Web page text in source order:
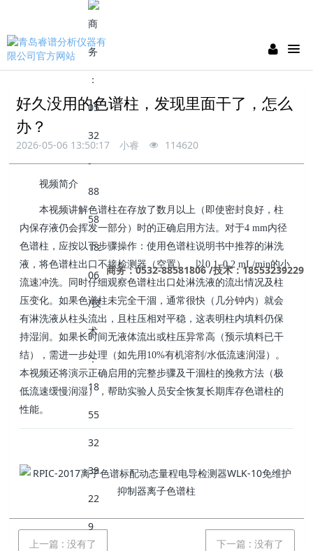
商务：0532-88581806 /技术：18553239229
好久没用的色谱柱，发现里面干了，怎么
办？
2026-05-06 13:50:17 小睿 114620
视频简介
本视频讲解色谱柱在存放了数月以上（即使密封良好，柱
内保存液仍会挥发一部分）时的正确启用方法。对于4 mm内径
色谱柱，应按以下步骤操作：使用色谱柱说明书中推荐的淋洗
液，将色谱柱出口不接检测器（空置），以0.1–0.2 mL/min的小
流速冲洗。同时仔细观察色谱柱出口处淋洗液的流出情况及柱
压变化。如果色谱柱未完全干涸，通常很快（几分钟内）就会
有淋洗液从柱头流出，且柱压相对平稳，这表明柱内填料仍保
持湿润。如果长时间无液体流出或柱压异常高（预示填料已干
结），需进一步处理（如先用 10%有机溶剂/水低流速润湿）。
本视频还将演示正确启用的完整步骤及干涸柱的挽救方法（极
低流速缓慢润湿），帮助实验人员安全恢复长期库存色谱柱的
性能。
上一篇 :没有了 下一篇 : 没有了